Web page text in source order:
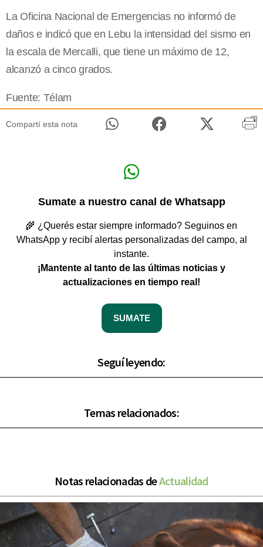
La Oficina Nacional de Emergencias no informó de
daños e indicó que en Lebu la intensidad del sismo en
la escala de Mercalli, que tiene un máximo de 12,
alcanzó a cinco grados.
Fuente: Télam
Compartí esta nota
Sumate a nuestro canal de Whatsapp
🌾 ¿Querés estar siempre informado? Seguinos en
WhatsApp y recibí alertas personalizadas del campo, al
instante.
¡Mantente al tanto de las últimas noticias y
actualizaciones en tiempo real!
SUMATE
Seguí leyendo:
Temas relacionados:
Notas relacionadas deActualidad